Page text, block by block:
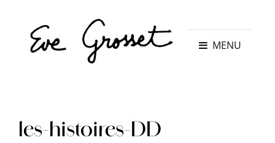
MENU
les-histoires-DD